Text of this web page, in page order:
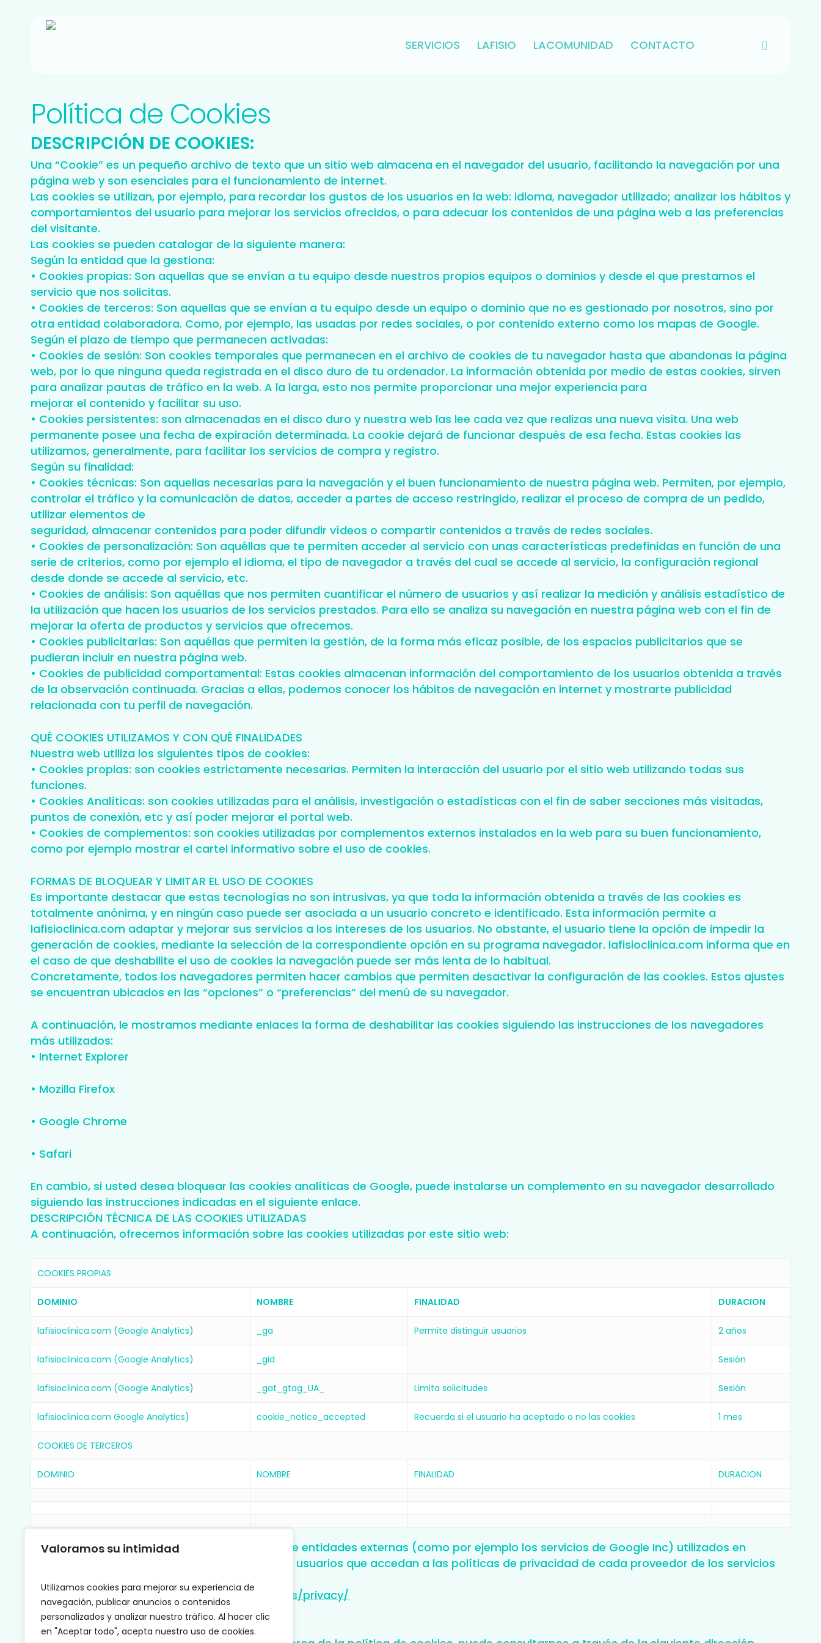
Valoramos su intimidad
Utilizamos cookies para mejorar su experiencia de
navegación, publicar anuncios o contenidos
personalizados y analizar nuestro tráfico. Al hacer clic
en "Aceptar todo", acepta nuestro uso de cookies.
SERVICIOS LAFISIO LACOMUNIDAD CONTACTO INSTAGRAM
Política de Cookies
DESCRIPCIÓN DE COOKIES:
Una “Cookie” es un pequeño archivo de texto que un sitio web almacena en el navegador del usuario, facilitando la navegación por una
página web y son esenciales para el funcionamiento de internet.
Las cookies se utilizan, por ejemplo, para recordar los gustos de los usuarios en la web: idioma, navegador utilizado; analizar los hábitos y
comportamientos del usuario para mejorar los servicios ofrecidos, o para adecuar los contenidos de una página web a las preferencias
del visitante.
Las cookies se pueden catalogar de la siguiente manera:
Según la entidad que la gestiona:
• Cookies propias: Son aquellas que se envían a tu equipo desde nuestros propios equipos o dominios y desde el que prestamos el
servicio que nos solicitas.
• Cookies de terceros: Son aquellas que se envían a tu equipo desde un equipo o dominio que no es gestionado por nosotros, sino por
otra entidad colaboradora. Como, por ejemplo, las usadas por redes sociales, o por contenido externo como los mapas de Google.
Según el plazo de tiempo que permanecen activadas:
• Cookies de sesión: Son cookies temporales que permanecen en el archivo de cookies de tu navegador hasta que abandonas la página
web, por lo que ninguna queda registrada en el disco duro de tu ordenador. La información obtenida por medio de estas cookies, sirven
para analizar pautas de tráfico en la web. A la larga, esto nos permite proporcionar una mejor experiencia para
mejorar el contenido y facilitar su uso.
• Cookies persistentes: son almacenadas en el disco duro y nuestra web las lee cada vez que realizas una nueva visita. Una web
permanente posee una fecha de expiración determinada. La cookie dejará de funcionar después de esa fecha. Estas cookies las
utilizamos, generalmente, para facilitar los servicios de compra y registro.
Según su finalidad:
• Cookies técnicas: Son aquellas necesarias para la navegación y el buen funcionamiento de nuestra página web. Permiten, por ejemplo,
controlar el tráfico y la comunicación de datos, acceder a partes de acceso restringido, realizar el proceso de compra de un pedido,
utilizar elementos de
seguridad, almacenar contenidos para poder difundir vídeos o compartir contenidos a través de redes sociales.
• Cookies de personalización: Son aquéllas que te permiten acceder al servicio con unas características predefinidas en función de una
serie de criterios, como por ejemplo el idioma, el tipo de navegador a través del cual se accede al servicio, la configuración regional
desde donde se accede al servicio, etc.
• Cookies de análisis: Son aquéllas que nos permiten cuantificar el número de usuarios y así realizar la medición y análisis estadístico de
la utilización que hacen los usuarios de los servicios prestados. Para ello se analiza su navegación en nuestra página web con el fin de
mejorar la oferta de productos y servicios que ofrecemos.
• Cookies publicitarias: Son aquéllas que permiten la gestión, de la forma más eficaz posible, de los espacios publicitarios que se
pudieran incluir en nuestra página web.
• Cookies de publicidad comportamental: Estas cookies almacenan información del comportamiento de los usuarios obtenida a través
de la observación continuada. Gracias a ellas, podemos conocer los hábitos de navegación en internet y mostrarte publicidad
relacionada con tu perfil de navegación.
QUÉ COOKIES UTILIZAMOS Y CON QUÉ FINALIDADES
Nuestra web utiliza los siguientes tipos de cookies:
• Cookies propias: son cookies estrictamente necesarias. Permiten la interacción del usuario por el sitio web utilizando todas sus
funciones.
• Cookies Analíticas: son cookies utilizadas para el análisis, investigación o estadísticas con el fin de saber secciones más visitadas,
puntos de conexión, etc y así poder mejorar el portal web.
• Cookies de complementos: son cookies utilizadas por complementos externos instalados en la web para su buen funcionamiento,
como por ejemplo mostrar el cartel informativo sobre el uso de cookies.
FORMAS DE BLOQUEAR Y LIMITAR EL USO DE COOKIES
Es importante destacar que estas tecnologías no son intrusivas, ya que toda la información obtenida a través de las cookies es
totalmente anónima, y en ningún caso puede ser asociada a un usuario concreto e identificado. Esta información permite a
lafisioclinica.com adaptar y mejorar sus servicios a los intereses de los usuarios. No obstante, el usuario tiene la opción de impedir la
generación de cookies, mediante la selección de la correspondiente opción en su programa navegador. lafisioclinica.com informa que en
el caso de que deshabilite el uso de cookies la navegación puede ser más lenta de lo habitual.
Concretamente, todos los navegadores permiten hacer cambios que permiten desactivar la configuración de las cookies. Estos ajustes
se encuentran ubicados en las “opciones” o “preferencias” del menú de su navegador.
A continuación, le mostramos mediante enlaces la forma de deshabilitar las cookies siguiendo las instrucciones de los navegadores
más utilizados:
• Internet Explorer
• Mozilla Firefox
• Google Chrome
• Safari
En cambio, si usted desea bloquear las cookies analíticas de Google, puede instalarse un complemento en su navegador desarrollado
siguiendo las instrucciones indicadas en el siguiente enlace.
DESCRIPCIÓN TÉCNICA DE LAS COOKIES UTILIZADAS
A continuación, ofrecemos información sobre las cookies utilizadas por este sitio web:
COOKIES PROPIAS
DOMINIO NOMBRE FINALIDAD DURACION
lafisioclinica.com (Google Analytics) _ga Permite distinguir usuarios 2 años
lafisioclinica.com (Google Analytics) _gid Sesión
lafisioclinica.com (Google Analytics) _gat_gtag_UA_ Limita solicitudes Sesión
lafisioclinica.com Google Analytics) cookie_notice_accepted Recuerda si el usuario ha aceptado o no las cookies 1 mes
COOKIES DE TERCEROS
DOMINIO NOMBRE FINALIDAD DURACION
Por otra parte, respecto a los complementos de entidades externas (como por ejemplo los servicios de Google Inc) utilizados en
nuestro portal web recomendamos a todos los usuarios que accedan a las políticas de privacidad de cada proveedor de los servicios
GOOGLE:https://www.google.es/intl/es/policies/privacy/
MÁS INFORMACIÓN.